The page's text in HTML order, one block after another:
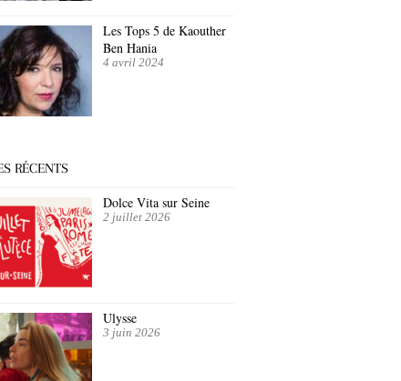
Les Tops 5 de Kaouther
Ben Hania
4 avril 2024
RÉCENTS
Dolce Vita sur Seine
2 juillet 2026
Ulysse
3 juin 2026